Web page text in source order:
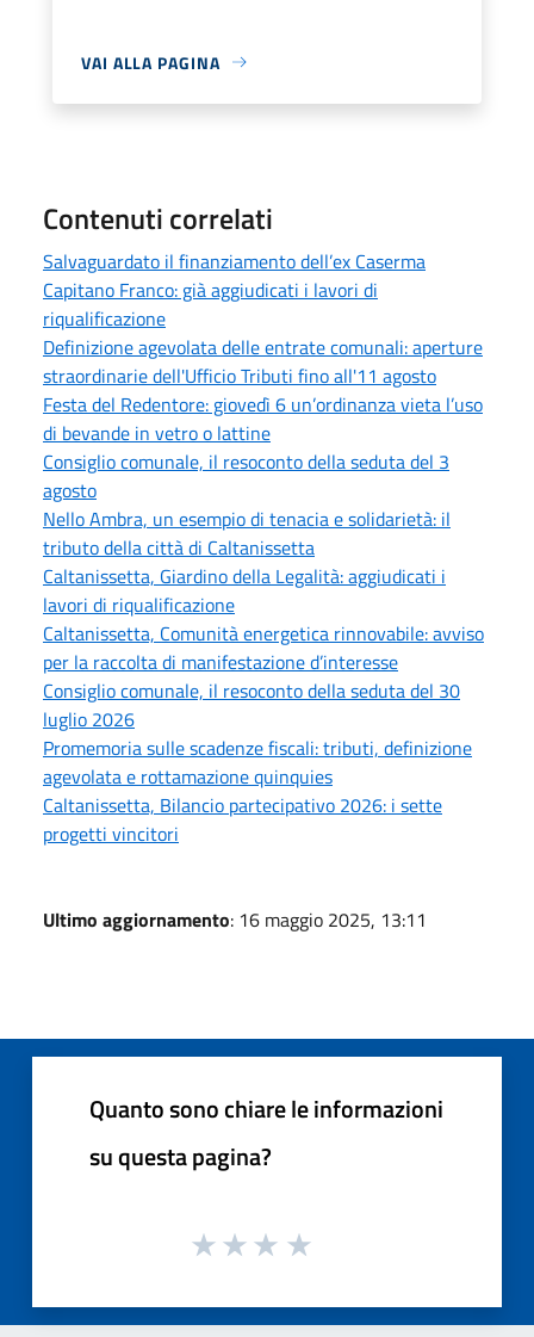
VAI ALLA PAGINA
Contenuti correlati
Salvaguardato il finanziamento dell’ex Caserma
Capitano Franco: già aggiudicati i lavori di
riqualificazione
Definizione agevolata delle entrate comunali: aperture
straordinarie dell'Ufficio Tributi fino all'11 agosto
Festa del Redentore: giovedì 6 un’ordinanza vieta l’uso
di bevande in vetro o lattine
Consiglio comunale, il resoconto della seduta del 3
agosto
Nello Ambra, un esempio di tenacia e solidarietà: il
tributo della città di Caltanissetta
Caltanissetta, Giardino della Legalità: aggiudicati i
lavori di riqualificazione
Caltanissetta, Comunità energetica rinnovabile: avviso
per la raccolta di manifestazione d’interesse
Consiglio comunale, il resoconto della seduta del 30
luglio 2026
Promemoria sulle scadenze fiscali: tributi, definizione
agevolata e rottamazione quinquies
Caltanissetta, Bilancio partecipativo 2026: i sette
progetti vincitori
Ultimo aggiornamento: 16 maggio 2025, 13:11
Quanto sono chiare le informazioni
su questa pagina?